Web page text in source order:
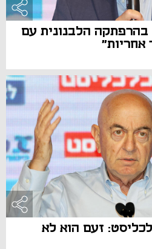
בהרפתקה הלבנונית עם
זעם הוא לא